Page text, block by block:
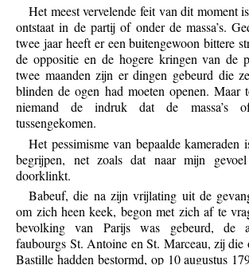
Het meest vervelende feit van dit moment
ontstaat in de partij of onder de massa’s.
twee jaar heeft er een buitengewoon bittere
de oppositie en de hogere kringen van de
twee maanden zijn er dingen gebeurd die
blinden de ogen had moeten openen. Maar
niemand de indruk dat de massa’s
tussengekomen.
Het pessimisme van bepaalde kameraden
begrijpen, net zoals dat naar mijn
doorklinkt.
Babeuf, die na zijn vrijlating uit de
om zich heen keek, begon met zich af te
bevolking van Parijs was gebeurd, de
faubourgs St. Antoine en St. Marceau, zij
Bastille hadden bestormd, op 10 augustus